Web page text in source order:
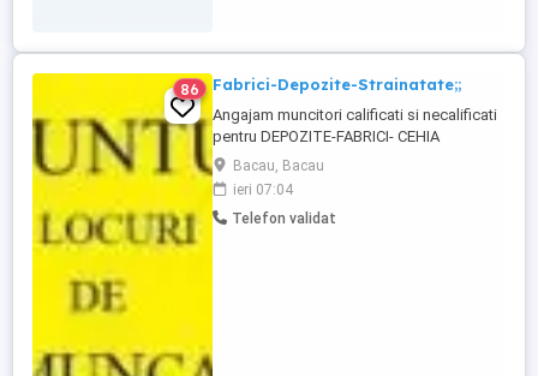
86 Fabrici-Depozite-Strainatate;;
Angajam muncitori calificati si necalificati
pentru DEPOZITE-FABRICI- CEHIA
Activitatea consta in ambalarea si
etichetarea produselor
agroalimentare,efectuarea controalelor de
calitate si respectarea standardelor de
Bacau, Bacau
ieri 07:04
Telefon validat